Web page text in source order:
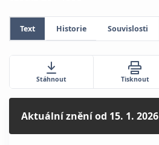
Text Historie Souvislosti
Stáhnout Tisknout
Aktuální zněníod 15. 1. 2026